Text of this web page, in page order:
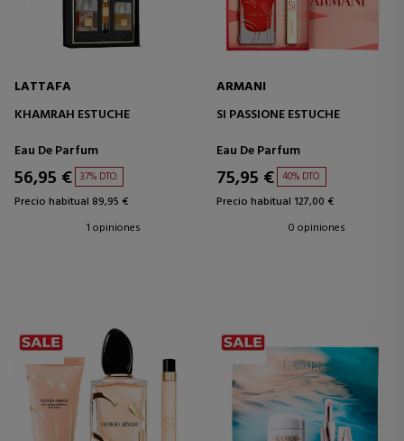
LATTAFA
KHAMRAH ESTUCHE
Eau De Parfum
56,95 € 37% DTO.
Precio habitual 89,95 €
1 opiniones
ARMANI
SI PASSIONE ESTUCHE
Eau De Parfum
75,95 € 40% DTO.
Precio habitual 127,00 €
0 opiniones